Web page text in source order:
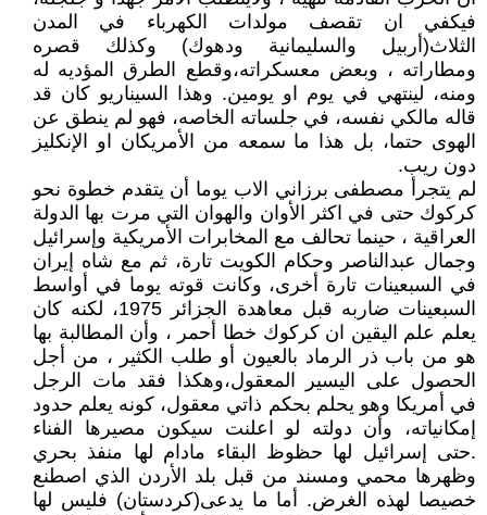
فيكفي ان تقصف مولدات الكهرباء في المدن
الثلاث(أربيل والسليمانية ودهوك) وكذلك قصره
ومطاراته ، وبعض معسكراته،وقطع الطرق المؤديه له
ومنه، لينتهي في يوم او يومين. وهذا السيناريو كان قد
قاله مالكي نفسه، في جلساته الخاصه، فهو لم ينطق عن
الهوى حتما، بل هذا ما سمعه من الأمريكان او الإنكليز
دون ريب.
لم يتجرأ مصطفى برزاني الاب يوما أن يتقدم خطوة نحو
كركوك حتى في اكثر الأوان والهوان التي مرت بها الدولة
العراقية ، حينما تحالف مع المخابرات الأمريكية وإسرائيل
وجمال عبدالناصر وحكام الكويت تارة، ثم مع شاه إيران
في السبعينات تارة أخرى، وكانت قوته يوما في أواسط
السبعينات ضاربه قبل معاهدة الجزائر 1975، لكنه كان
يعلم علم اليقين ان كركوك خطا أحمر ، وأن المطالبة بها
هو من باب ذر الرماد بالعيون أو طلب الكثير ، من أجل
الحصول على اليسير المعقول،وهكذا فقد مات الرجل
في أمريكا وهو يحلم بحكم ذاتي معقول، كونه يعلم حدود
إمكانياته، وأن دولته لو اعلنت سيكون مصيرها الفناء
.حتى إسرائيل لها حظوظ البقاء مادام لها منفذ بحري
وظهرها محمي ومسند من قبل بلد الأردن الذي اصطنع
خصيصا لهذه الغرض. أما ما يدعى(كردستان) فليس لها